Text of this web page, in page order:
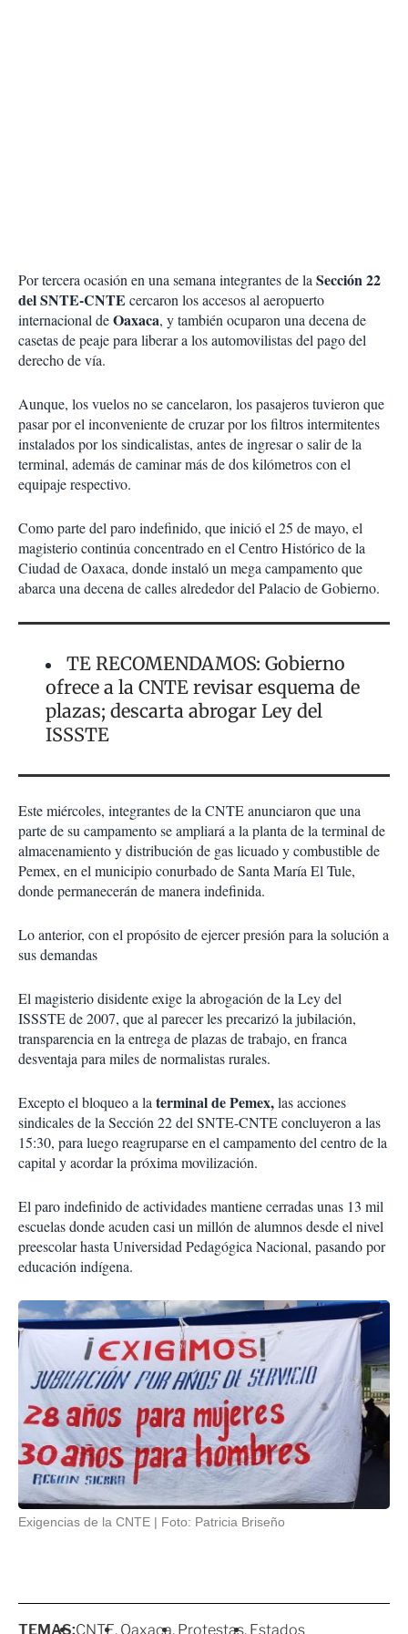
Por tercera ocasión en una semana integrantes de laSección 22
del SNTE-CNTE cercaron los accesos al aeropuerto
internacional deOaxaca, y también ocuparon una decena de
casetas de peaje para liberar a los automovilistas del pago del
derecho de vía.
Aunque, los vuelos no se cancelaron, los pasajeros tuvieron que
pasar por el inconveniente de cruzar por los filtros intermitentes
instalados por los sindicalistas, antes de ingresar o salir de la
terminal, además de caminar más de dos kilómetros con el
equipaje respectivo.
Como parte del paro indefinido, que inició el 25 de mayo, el
magisterio continúa concentrado en el Centro Histórico de la
Ciudad de Oaxaca, donde instaló un mega campamento que
abarca una decena de calles alrededor del Palacio de Gobierno.
TE RECOMENDAMOS: Gobierno
ofrece a la CNTE revisar esquema de
plazas; descarta abrogar Ley del
ISSSTE
Este miércoles, integrantes de la CNTE anunciaron que una
parte de su campamento se ampliará a la planta de la terminal de
almacenamiento y distribución de gas licuado y combustible de
Pemex, en el municipio conurbado de Santa María El Tule,
donde permanecerán de manera indefinida.
Lo anterior, con el propósito de ejercer presión para la solución a
sus demandas
El magisterio disidente exige la abrogación de la Ley del
ISSSTE de 2007, que al parecer les precarizó la jubilación,
transparencia en la entrega de plazas de trabajo, en franca
desventaja para miles de normalistas rurales.
Excepto el bloqueo a laterminal de Pemex,las acciones
sindicales de la Sección 22 del SNTE-CNTE concluyeron a las
15:30, para luego reagruparse en el campamento del centro de la
capital y acordar la próxima movilización.
El paro indefinido de actividades mantiene cerradas unas 13 mil
escuelas donde acuden casi un millón de alumnos desde el nivel
preescolar hasta Universidad Pedagógica Nacional, pasando por
educación indígena.
Exigencias de la CNTE Foto: Patricia Briseño
TEMAS:CNTE Oaxaca Protestas Estados